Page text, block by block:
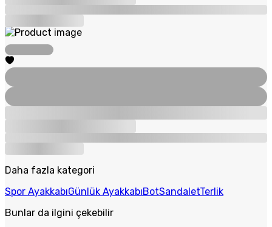
Daha fazla kategori
Spor AyakkabıGünlük AyakkabıBotSandaletTerlik
Bunlar da ilgini çekebilir